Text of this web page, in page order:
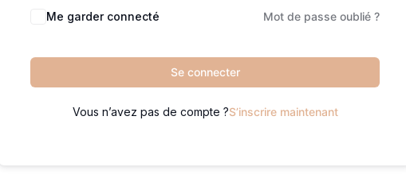
Me garder connecté Mot de passe oublié ?
Se connecter
Vous n’avez pas de compte ?S’inscrire maintenant